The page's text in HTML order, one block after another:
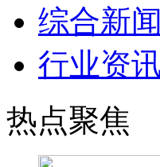
综合新闻
行业资
热点聚焦